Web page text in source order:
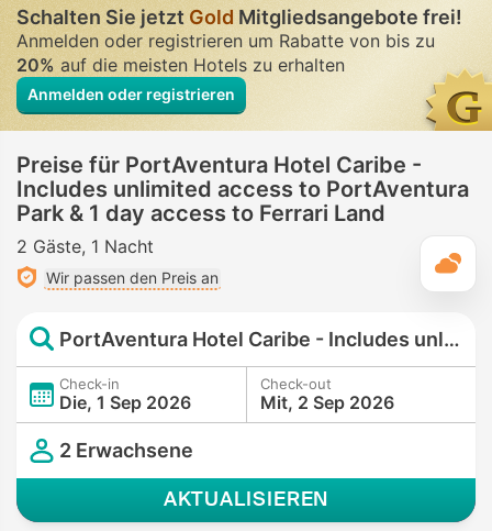
Schalten Sie jetztGold Mitgliedsangebote frei!
Anmelden oder registrieren um Rabatte von bis zu
20%auf die meisten Hotels zu erhalten
Anmelden oder registrieren
Preise für PortAventura Hotel Caribe -
Includes unlimited access to PortAventura
Park & 1 day access to Ferrari Land
2 Gäste 1 Nacht
Wir passen den Preis an
PortAventura Hotel Caribe - Includes unlimited access to PortAventura Park & 1 day access to Ferrari Land
Check-in
Die, 1 Sep 2026
Check-out
Mit, 2 Sep 2026
2 Erwachsene
AKTUALISIEREN